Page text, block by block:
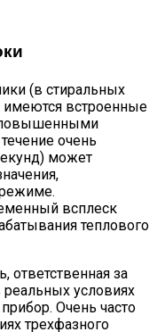
(в стиральных
встроенные
повышенными
очень
может
всплеск
теплового
ответственная за
условиях
Очень часто
трехфазного